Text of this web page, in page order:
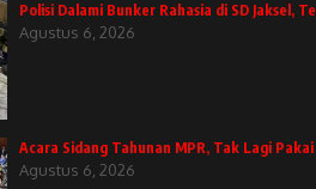
Polisi Dalami Bunker Rahasia di SD Jaksel,
Agustus 6, 2026
Acara Sidang Tahunan MPR, Tak Lagi
Agustus 6, 2026